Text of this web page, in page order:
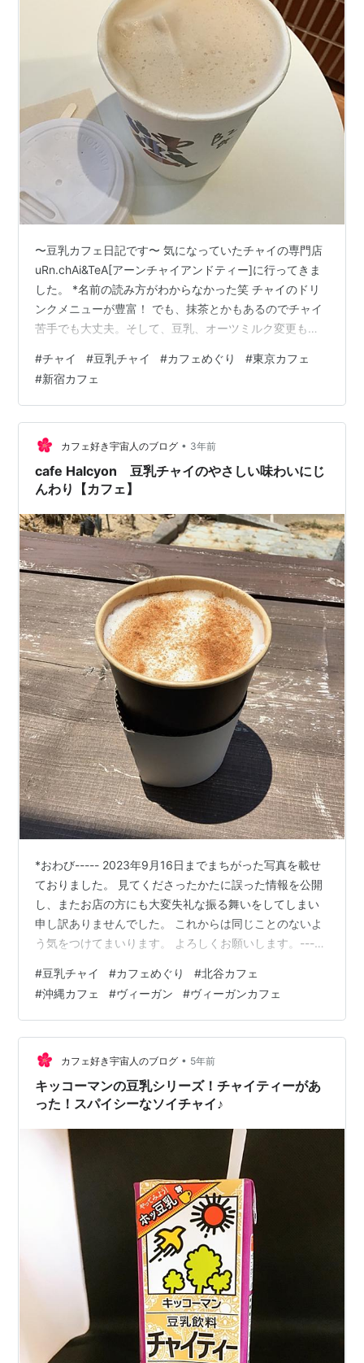
〜豆乳カフェ日記です〜 気になっていたチャイの専門店
uRn.chAi&TeA[アーンチャイアンドティー]に行ってきま
した。 *名前の読み方がわからなかった笑 チャイのドリ
ンクメニューが豊富！ でも、抹茶とかもあるのでチャイ
苦手でも大丈夫。そして、豆乳、オーツミルク変更もで
み物だけど、甘さなしメニューもあります。 *ノンスイー
トチャイやルイボスなど ☆ノンスイートチャイ 豆乳変更
豆乳のふわふわ泡が気分上がります(^^) すごくスパイシ
ーです！のどにピリピリくる感じが自分には心地よいで
す。「効いてる〜！」みたいな（笑)じんわり体の中から
温まって…
#チャイ #豆乳チャイ #カフェめぐり #東京カフェ
#新宿カフェ
カフェ好き宇宙人のブログ • 3年前
cafe Halcyon 豆乳チャイのやさしい味わいにじ
んわり【カフェ】
*おわび----- 2023年9月16日までまちがった写真を載せ
ておりました。 見てくださったかたに誤った情報を公開
し、またお店の方にも大変失礼な振る舞いをしてしまい
申し訳ありませんでした。 これからは同じことのないよ
う気をつけてまいります。 よろしくお願いします。-----
♪】 北谷のかわいいカフェcafe Halcyon再訪です。 オー
ルヴィーガンなお店♪ ヴィーガンクレープが有名&人気で
すが、ドリンクもいろいろあります！ 身体によいスムー
ジーやチャイなんかもあって、ほんと外国のカフェみた
いでステキ。 選べる植物性ミルクの中から豆乳を。…
#豆乳チャイ #カフェめぐり #北谷カフェ
#沖縄カフェ #ヴィーガン #ヴィーガンカフェ
カフェ好き宇宙人のブログ • 5年前
キッコーマンの豆乳シリーズ！チャイティーがあ
った！スパイシーなソイチャイ♪